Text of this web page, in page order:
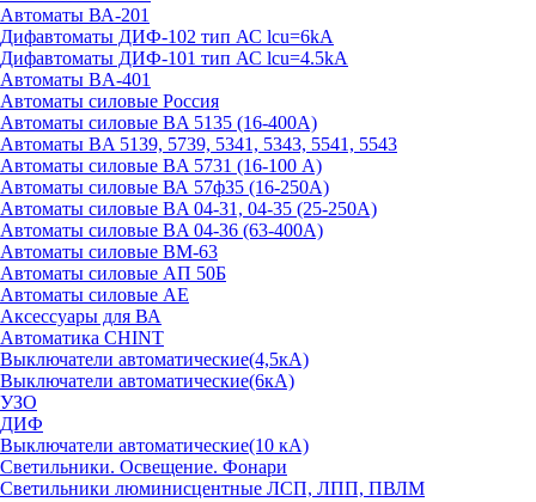
Автоматы ВА-201
Дифавтоматы ДИФ-102 тип АС lcu=6kA
Дифавтоматы ДИФ-101 тип АС lcu=4.5kA
Автоматы BA-401
Автоматы силовые Россия
Автоматы силовые BA 5135 (16-400А)
Автоматы BA 5139, 5739, 5341, 5343, 5541, 5543
Автоматы силовые BA 5731 (16-100 А)
Автоматы силовые ВА 57ф35 (16-250А)
Автоматы силовые BA 04-31, 04-35 (25-250А)
Автоматы силовые BA 04-36 (63-400А)
Автоматы силовые ВМ-63
Автоматы силовые АП 50Б
Автоматы силовые АЕ
Аксессуары для ВА
Автоматика CHINT
Выключатели автоматические(4,5кА)
Выключатели автоматические(6кА)
УЗО
ДИФ
Выключатели автоматические(10 кА)
Светильники. Освещение. Фонари
Светильники люминисцентные ЛСП, ЛПП, ПВЛМ